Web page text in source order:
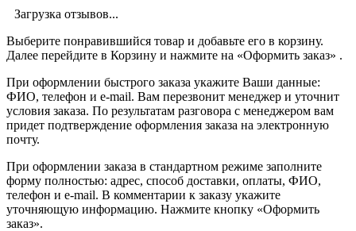
Загрузка отзывов...
Выберите понравившийся товар и добавьте его в корзину.
Далее перейдите в Корзину и нажмите на «Оформить заказ» .
При оформлении быстрого заказа укажите Ваши данные:
ФИО, телефон и e-mail. Вам перезвонит менеджер и уточнит
условия заказа. По результатам разговора с менеджером вам
придет подтверждение оформления заказа на электронную
почту.
При оформлении заказа в стандартном режиме заполните
форму полностью: адрес, способ доставки, оплаты, ФИО,
телефон и e-mail. В комментарии к заказу укажите
уточняющую информацию. Нажмите кнопку «Оформить
заказ».